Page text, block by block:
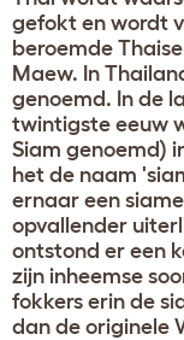
gefokt en wordt
beroemde
Maew. In
genoemd. In de
twintigste eeuw
Siam genoemd)
het de naam
ernaar een
opvallender
ontstond er een
zijn inheemse
fokkers erin de
dan de originele